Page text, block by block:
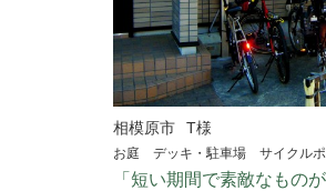
相模原市 T様
お庭 デッキ・駐車場 サイクルポ
「短い期間で素敵なもの